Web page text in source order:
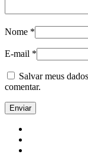
Nome *
E-mail *
Salvar meus
comentar.